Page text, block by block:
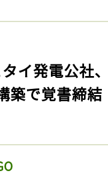
タイ発電公社
築で覚書締結